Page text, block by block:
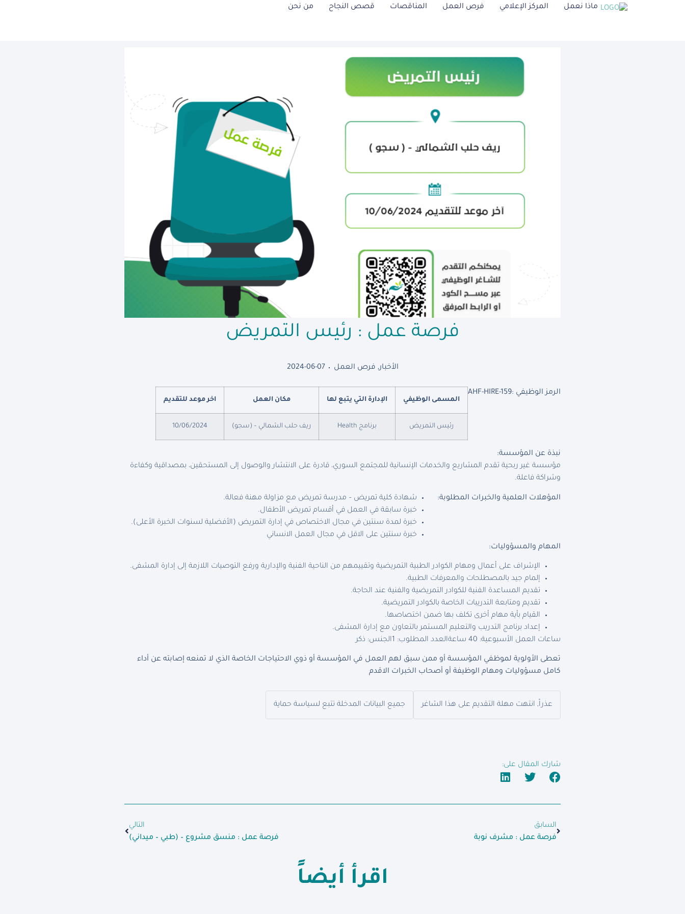
ماذا نعمل المركز الإعلامي فرص العمل المناقصات قصص النجاح من نحن
فرصة عمل : رئيس التمريض
الأخبار, فرص العمل 2024-06-07
الرمز الوظيفي :AHF-HIRE-159
المسمى الوظيفي الإدارة التي يتبع لها مكان العمل اخر موعد للتقديم
رئيس التمريض برنامج Health ريف حلب الشمالي – (سجو) 10/06/2024
نبذة عن المؤسسة:
مؤسسة غير ربحية تقدم المشاريع والخدمات الإنسانية للمجتمع السوري، قادرة على الانتشار والوصول إلى المستحقين، بمصداقية وكفاءة
وشراكة فاعلة.
المؤهلات العلمية والخبرات المطلوبة:
شهادة كلية تمريض – مدرسة تمريض مع مزاولة مهنة فعالة.
خبرة سابقة في العمل في أقسام تمريض الأطفال.
خبرة لمدة سنتين في مجال الاختصاص في إدارة التمريض (الأفضلية لسنوات الخبرة الأعلى).
خبرة سنتين على الاقل في مجال العمل الانساني
المهام والمسؤوليات:
الإشراف على أعمال ومهام الكوادر الطبية التمريضية وتقييمهم من الناحية الفنية والإدارية ورفع التوصيات اللازمة إلى إدارة المشفى.
إلمام جيد بالمصطلحات والمعرفات الطبية.
تقديم المساعدة الفنية للكوادر التمريضية والفنية عند الحاجة.
تقديم ومتابعة التدريبات الخاصة بالكوادر التمريضية.
القيام بأية مهام أخرى تكلف بها ضمن اختصاصها.
إعداد برنامج التدريب والتعليم المستمر بالتعاون مع إدارة المشفى.
ساعات العمل الأسبوعية: 40 ساعة
العدد المطلوب: 1 الجنس: ذكر
تعطى الأولوية لموظفي المؤسسة أو ممن سبق لهم العمل في المؤسسة أو ذوي الاحتياجات الخاصة الذي لا تمنعه إصابته عن أداء
كامل مسؤوليات ومهام الوظيفة أو أصحاب الخبرات الاقدم
عذراً, انتهت مهلة التقديم على هذا الشاغر جميع البيانات المدخلة تتبع لسياسة حماية
شارك المقال على:
السابق
فرصة عمل : مشرف نوبة
التالي
فرصة عمل : منسق مشروع – (طبي – ميداني)
اقرأ أيضاً